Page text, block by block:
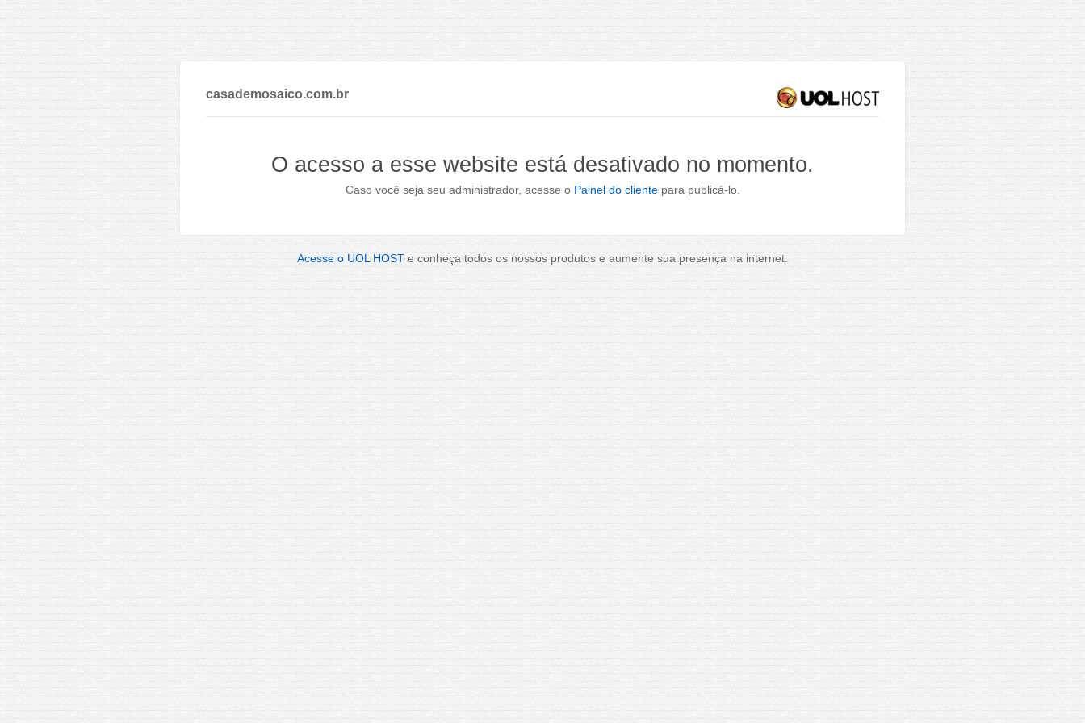
casademosaico.com.br
O acesso a esse website está desativado no momento.
Caso você seja seu administrador, acesse o Painel do clientepara publicá-lo.
Acesse o UOL HOST e conheça todos os nossos produtos e aumente sua presença na internet.